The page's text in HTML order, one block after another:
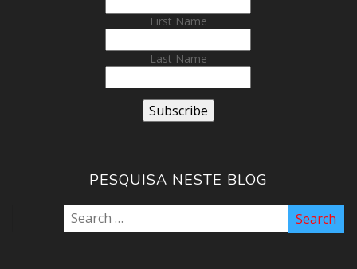
First Name
Last Name
PESQUISA NESTE BLOG